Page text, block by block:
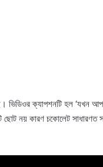
ভিডিওর ক্যাপশনটি হল ‘যখন
ছোট নয় কারণ চকোলেট